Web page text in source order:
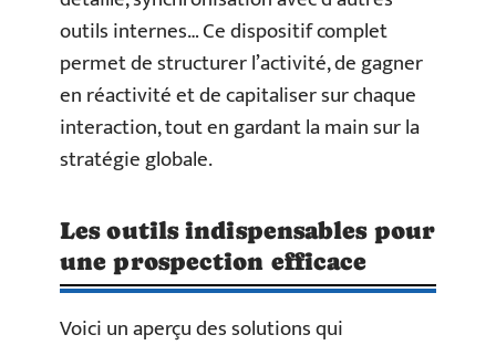
outils internes… Ce dispositif complet
permet de structurer l’activité, de gagner
en réactivité et de capitaliser sur chaque
interaction, tout en gardant la main sur la
stratégie globale.
Les outils indispensables pour
une prospection efficace
Voici un aperçu des solutions qui